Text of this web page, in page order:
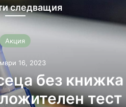
следващия
Криминални
октомври 16, 2023
приятеля на
Шумен